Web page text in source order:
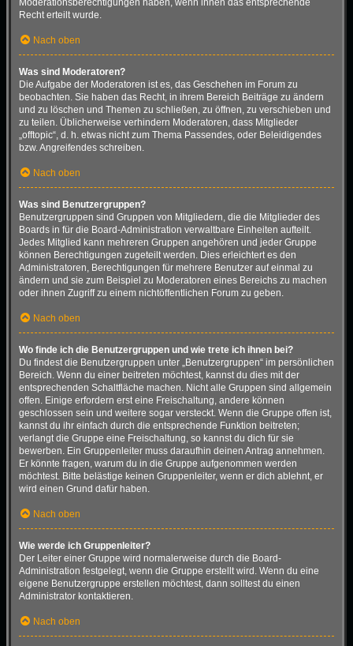
Recht erteilt wurde.
Nach oben
Was sind Moderatoren?
Die Aufgabe der Moderatoren ist es, das Geschehen im Forum zu
beobachten. Sie haben das Recht, in ihrem Bereich Beiträge zu ändern
und zu löschen und Themen zu schließen, zu öffnen, zu verschieben und
zu teilen. Üblicherweise verhindern Moderatoren, dass Mitglieder
„offtopic“, d. h. etwas nicht zum Thema Passendes, oder Beleidigendes
bzw. Angreifendes schreiben.
Nach oben
Was sind Benutzergruppen?
Benutzergruppen sind Gruppen von Mitgliedern, die die Mitglieder des
Boards in für die Board-Administration verwaltbare Einheiten aufteilt.
Jedes Mitglied kann mehreren Gruppen angehören und jeder Gruppe
können Berechtigungen zugeteilt werden. Dies erleichtert es den
Administratoren, Berechtigungen für mehrere Benutzer auf einmal zu
ändern und sie zum Beispiel zu Moderatoren eines Bereichs zu machen
oder ihnen Zugriff zu einem nichtöffentlichen Forum zu geben.
Nach oben
Wo finde ich die Benutzergruppen und wie trete ich ihnen bei?
Du findest die Benutzergruppen unter „Benutzergruppen“ im persönlichen
Bereich. Wenn du einer beitreten möchtest, kannst du dies mit der
entsprechenden Schaltfläche machen. Nicht alle Gruppen sind allgemein
offen. Einige erfordern erst eine Freischaltung, andere können
geschlossen sein und weitere sogar versteckt. Wenn die Gruppe offen ist,
kannst du ihr einfach durch die entsprechende Funktion beitreten;
verlangt die Gruppe eine Freischaltung, so kannst du dich für sie
bewerben. Ein Gruppenleiter muss daraufhin deinen Antrag annehmen.
Er könnte fragen, warum du in die Gruppe aufgenommen werden
möchtest. Bitte belästige keinen Gruppenleiter, wenn er dich ablehnt, er
wird einen Grund dafür haben.
Nach oben
Wie werde ich Gruppenleiter?
Der Leiter einer Gruppe wird normalerweise durch die Board-
Administration festgelegt, wenn die Gruppe erstellt wird. Wenn du eine
eigene Benutzergruppe erstellen möchtest, dann solltest du einen
Administrator kontaktieren.
Nach oben